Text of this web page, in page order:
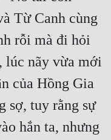
Từ Canh cùng
rỗi mà đi hỏi
lúc nãy vừa mới
của Hồng Gia
sợ, tuy rằng sự
hắn ta, nhưng